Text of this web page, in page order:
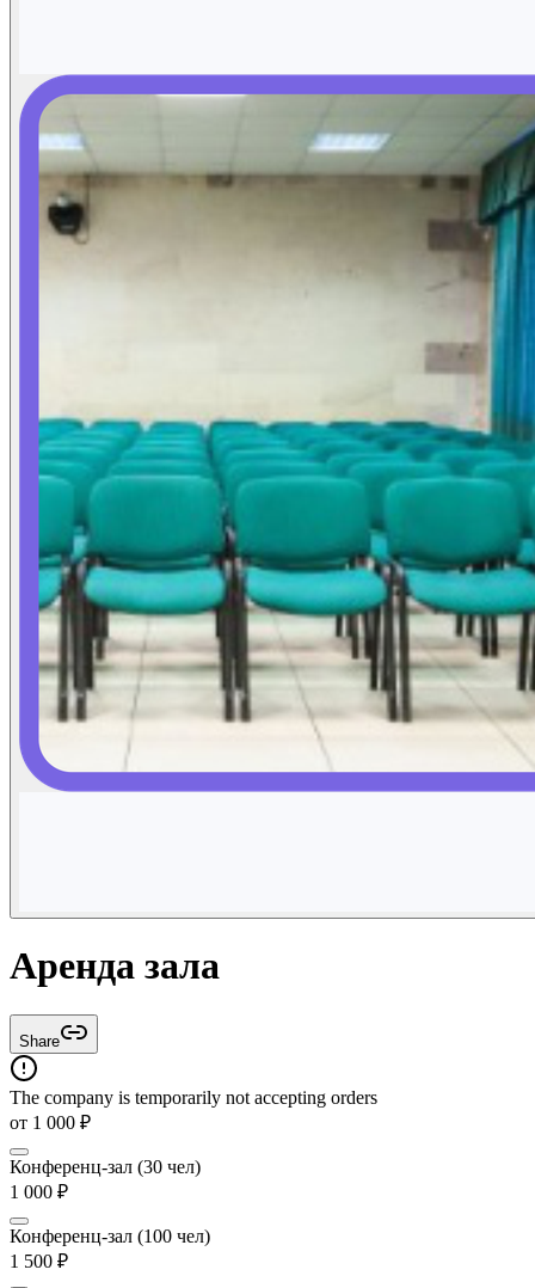
Аренда зала
Share
The company is temporarily not accepting orders
от 1 000 ₽
Конференц-зал (30 чел)
1 000 ₽
Конференц-зал (100 чел)
1 500 ₽